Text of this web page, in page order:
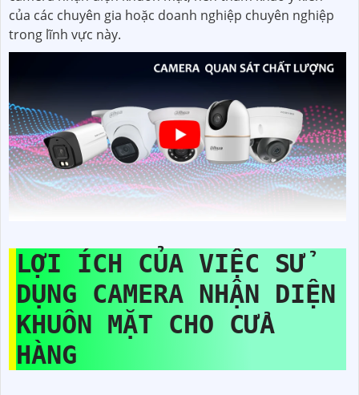
của các chuyên gia hoặc doanh nghiệp chuyên nghiệp
trong lĩnh vực này.
LỢI ÍCH CỦA VIỆC SỬ
DỤNG CAMERA NHẬN DIỆN
KHUÔN MẶT CHO CỬA
HÀNG